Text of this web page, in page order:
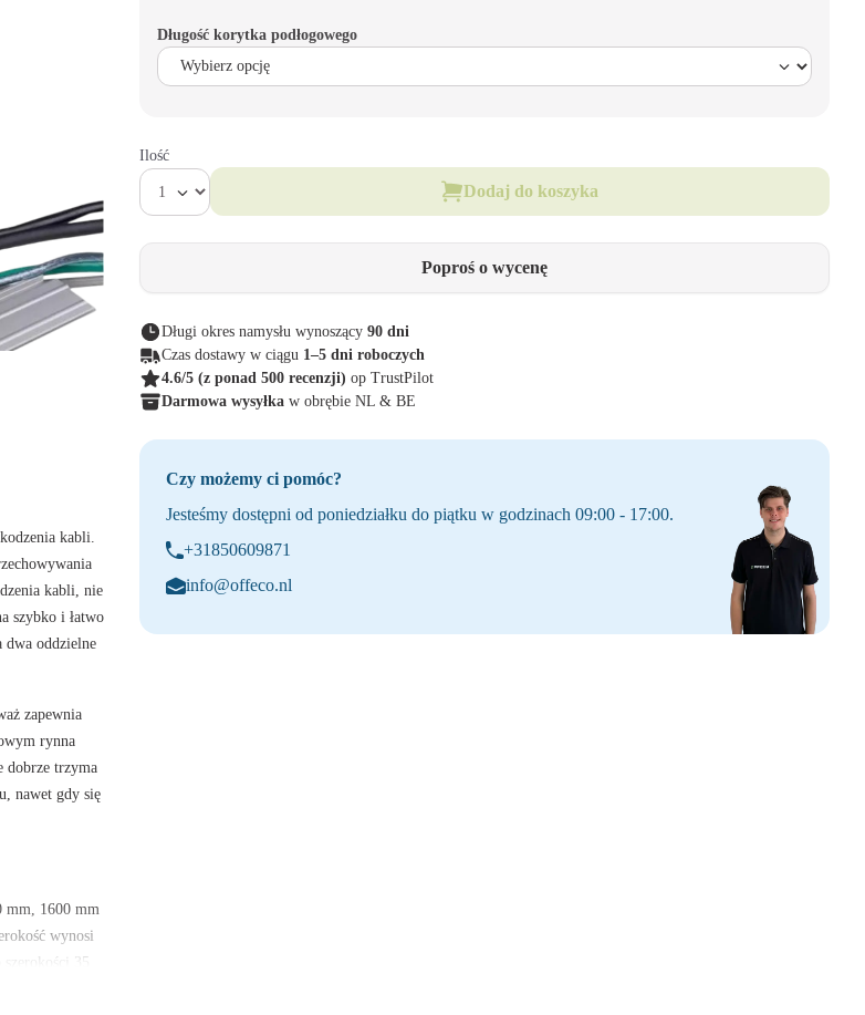
Długość korytka podłogowego
Ilość
Dodaj do koszyka
Poproś o wycenę
Długi okres namysłu wynoszący 90 dni
Czas dostawy w ciągu 1–5 dni roboczych
4.6/5 (z ponad 500 recenzji) op TrustPilot
Darmowa wysyłka w obrębie NL & BE
Czy możemy ci pomóc?
Jesteśmy dostępni od poniedziałku do piątku w godzinach 09:00 - 17:00.
+31850609871
info@offeco.nl
kabli.
kabli, nie
szybko i łatwo
dwa oddzielne
zapewnia
rynna
dobrze trzyma
nawet gdy się
mm, 1600 mm
wynosi
szerokości 35